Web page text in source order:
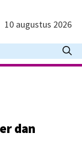
10 augustus 2026
dan